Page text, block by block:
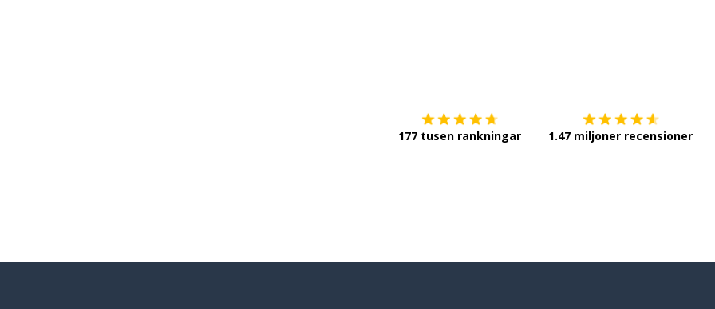
177 tusen rankningar 1.47 miljoner recensioner